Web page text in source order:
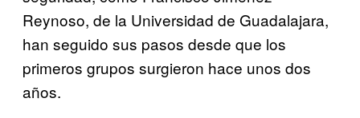
Reynoso, de la Universidad de Guadalajara,
han seguido sus pasos desde que los
primeros grupos surgieron hace unos dos
años.